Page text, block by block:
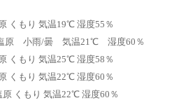
くもり 気温19℃ 湿度55％
原 小雨/曇 気温21℃ 湿度60％
くもり 気温25℃ 湿度58％
くもり 気温22℃ 湿度60％
原 くもり 気温22℃ 湿度60％